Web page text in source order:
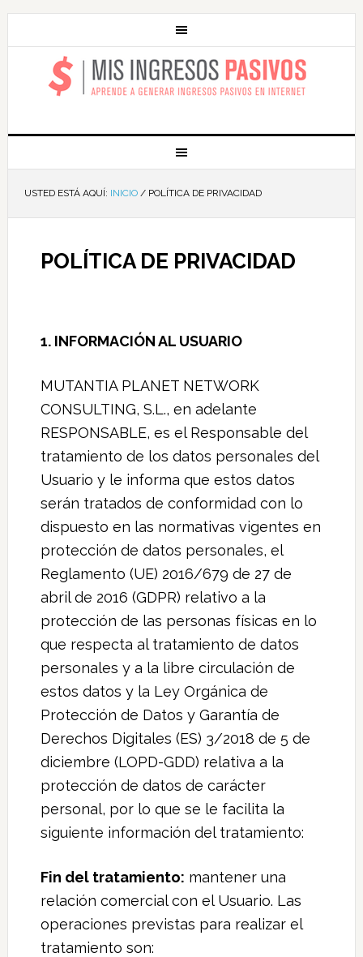
MIS INGRESOS
PASIVOS
USTED ESTÁ AQUÍ: INICIO /POLÍTICA DE PRIVACIDAD
POLÍTICA DE PRIVACIDAD
1. INFORMACIÓN AL USUARIO
MUTANTIA PLANET NETWORK
CONSULTING, S.L., en adelante
RESPONSABLE, es el Responsable del
tratamiento de los datos personales del
Usuario y le informa que estos datos
serán tratados de conformidad con lo
dispuesto en las normativas vigentes en
protección de datos personales, el
Reglamento (UE) 2016/679 de 27 de
abril de 2016 (GDPR) relativo a la
protección de las personas físicas en lo
que respecta al tratamiento de datos
personales y a la libre circulación de
estos datos y la Ley Orgánica de
Protección de Datos y Garantía de
Derechos Digitales (ES) 3/2018 de 5 de
diciembre (LOPD-GDD) relativa a la
protección de datos de carácter
personal, por lo que se le facilita la
siguiente información del tratamiento:
Fin del tratamiento: mantener una
relación comercial con el Usuario. Las
operaciones previstas para realizar el
tratamiento son: